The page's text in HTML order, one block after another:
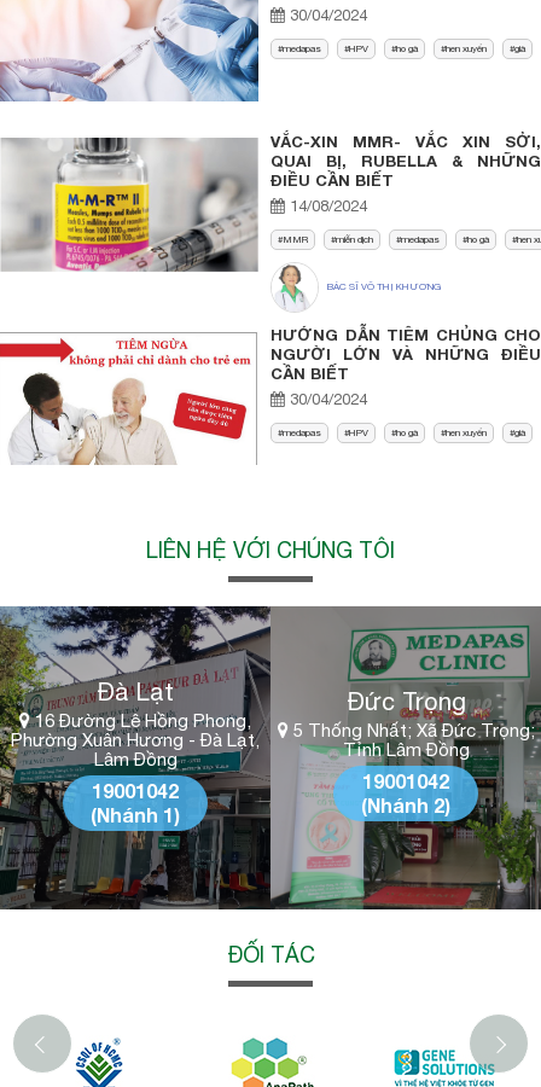
30/04/2024
medapas HPV ho gà hen xuyển già
VẮC-XIN MMR- VẮC XIN SỞI,
QUAI BỊ, RUBELLA & NHỮNG
ĐIỀU CẦN BIẾT
14/08/2024
MMR miễn dịch medapas ho gà hen
BÁC SĨ VÕ THỊ KHƯƠNG
HƯỚNG DẪN TIÊM CHỦNG CHO
NGƯỜI LỚN VÀ NHỮNG ĐIỀU
CẦN BIẾT
30/04/2024
medapas HPV ho gà hen xuyển già
LIÊN HỆ VỚI CHÚNG TÔI
Đà Lạt
16 Đường Lê Hồng Phong,
Phường Xuân Hương - Đà Lạt,
Lâm Đồng
19001042
(Nhánh 1)
Đức Trọng
5 Thống Nhất; Xã Đức Trọng;
Tỉnh Lâm Đồng
19001042
(Nhánh 2)
ĐỐI TÁC
‹